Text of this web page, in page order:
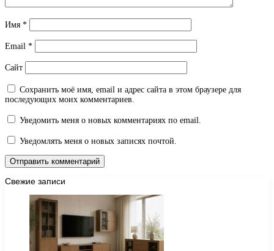
Имя *
Email *
Сайт
Сохранить моё имя, email и адрес сайта в этом браузере для
последующих моих комментариев.
Уведомить меня о новых комментариях по email.
Уведомлять меня о новых записях почтой.
Свежие записи